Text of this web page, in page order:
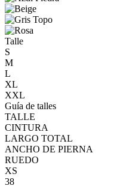
Talle
S
M
L
XL
XXL
Guía de talles
TALLE
CINTURA
LARGO TOTAL
ANCHO DE PIERNA
RUEDO
XS
38